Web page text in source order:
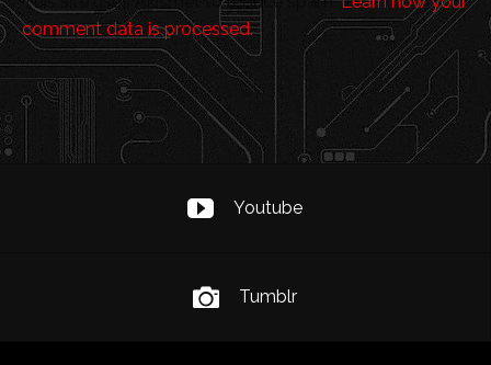
comment data is processed.
Youtube
Tumblr